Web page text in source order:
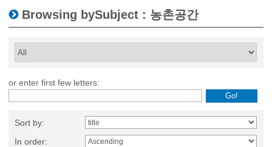
Browsing bySubject : 농촌공간
or enter first few letters:
Sort by:
In order: